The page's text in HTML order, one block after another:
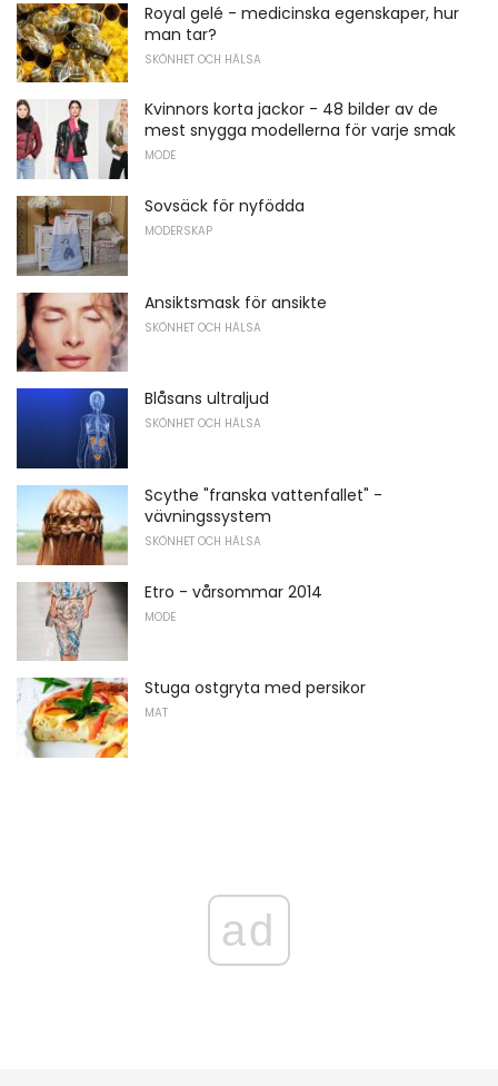
Royal gelé - medicinska egenskaper, hur
man tar?
SKÖNHET OCH HÄLSA
Kvinnors korta jackor - 48 bilder av de
mest snygga modellerna för varje smak
MODE
Sovsäck för nyfödda
MODERSKAP
Ansiktsmask för ansikte
SKÖNHET OCH HÄLSA
Blåsans ultraljud
SKÖNHET OCH HÄLSA
Scythe "franska vattenfallet" -
vävningssystem
SKÖNHET OCH HÄLSA
Etro - vårsommar 2014
MODE
Stuga ostgryta med persikor
MAT
ad